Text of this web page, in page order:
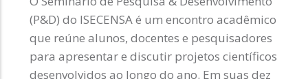
(P&D) do ISECENSA é um encontro acadêmico
que reúne alunos, docentes e pesquisadores
para apresentar e discutir projetos científicos
desenvolvidos ao longo do ano. Em suas dez